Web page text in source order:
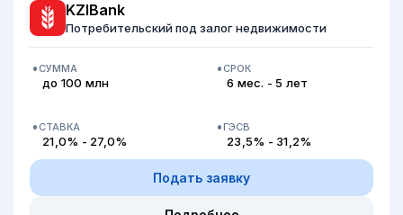
KZIBank
Потребительский под залог недвижимости
СУММА
до 100 млн
СРОК
6 мес. - 5 лет
СТАВКА
21,0% - 27,0%
ГЭСВ
23,5% - 31,2%
Подать заявку